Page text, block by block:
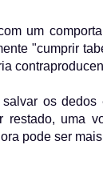
um
"cumprir
os
restado, uma
pode ser